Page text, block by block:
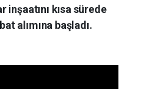
kısa sürede
alımına başladı.